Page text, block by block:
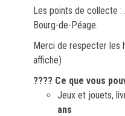
Les points de collecte :
Bourg-de-Péage.
Merci de respecter les
affiche)
???? Ce que vous
Jeux et jouets,
ans